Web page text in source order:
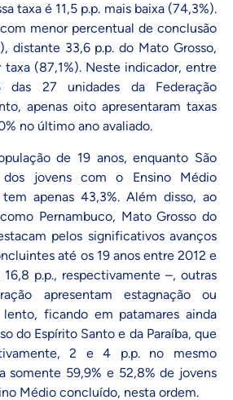
taxa é 11,5 p.p. mais baixa (74,3%).
menor percentual de conclusão
distante 33,6 p.p. do Mato Grosso,
(87,1%). Neste indicador, entre
27 unidades da Federação
apenas oito apresentaram taxas
no último ano avaliado.
de 19 anos, enquanto São
jovens com o Ensino Médio
apenas 43,3%. Além disso, ao
Pernambuco, Mato Grosso do
pelos significativos avanços
até os 19 anos entre 2012 e
p.p., respectivamente –, outras
apresentam estagnação ou
ficando em patamares ainda
do Espírito Santo e da Paraíba, que
2 e 4 p.p. no mesmo
somente 59,9% e 52,8% de jovens
Médio concluído, nesta ordem.